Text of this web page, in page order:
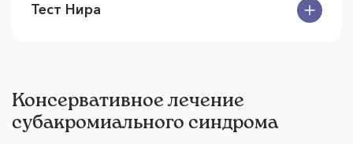
Тест Нира
Консервативное лечение
субакромиального синдрома